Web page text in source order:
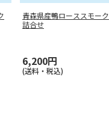
青森県産鴨ローススモーク
詰合せ
6,200円
(送料・税込)